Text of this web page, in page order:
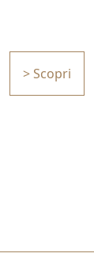
> Scopri